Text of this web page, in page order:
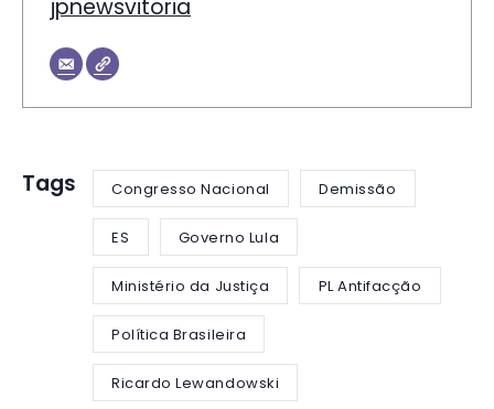
jpnewsvitoria
Tags Congresso Nacional Demissão
ES Governo Lula
Ministério da Justiça PL Antifacção
Política Brasileira
Ricardo Lewandowski